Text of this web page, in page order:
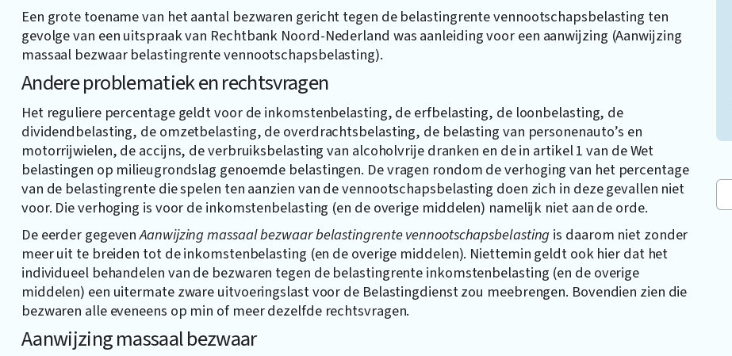
Een grote toename van het aantal bezwaren gericht tegen de belastingrente vennootschapsbelasting ten
gevolge van een uitspraak van Rechtbank Noord-Nederland was aanleiding voor een aanwijzing (Aanwijzing
massaal bezwaar belastingrente vennootschapsbelasting).
Andere problematiek en rechtsvragen
Het reguliere percentage geldt voor de inkomstenbelasting, de erfbelasting, de loonbelasting, de
dividendbelasting, de omzetbelasting, de overdrachtsbelasting, de belasting van personenauto’s en
motorrijwielen, de accijns, de verbruiksbelasting van alcoholvrije dranken en de in artikel 1 van de Wet
belastingen op milieugrondslag genoemde belastingen. De vragen rondom de verhoging van het percentage
van de belastingrente die spelen ten aanzien van de vennootschapsbelasting doen zich in deze gevallen niet
voor. Die verhoging is voor de inkomstenbelasting (en de overige middelen) namelijk niet aan de orde.
De eerder gegevenAanwijzing massaal bezwaar belastingrente vennootschapsbelasting is daarom niet zonder
meer uit te breiden tot de inkomstenbelasting (en de overige middelen). Niettemin geldt ook hier dat het
individueel behandelen van de bezwaren tegen de belastingrente inkomstenbelasting (en de overige
middelen) een uitermate zware uitvoeringslast voor de Belastingdienst zou meebrengen. Bovendien zien die
bezwaren alle eveneens op min of meer dezelfde rechtsvragen.
Aanwijzing massaal bezwaar